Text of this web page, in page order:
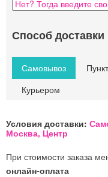
Способ доставки
Самовывоз
Курьером
Условия доставки:
Москва, Центр
При стоимости заказа
онлайн-оплата